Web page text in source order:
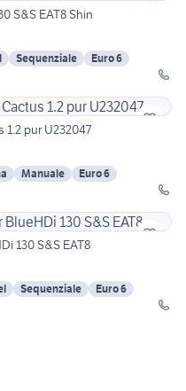
S&S EAT8 Shin
Sequenziale
Euro 6
1.2 pur U232047
Manuale
Euro 6
130 S&S EAT8
Sequenziale
Euro 6